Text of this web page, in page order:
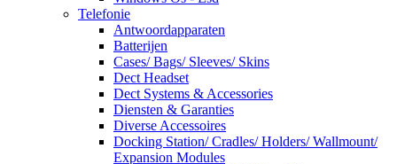
Telefonie
Antwoordapparaten
Batterijen
Cases/ Bags/ Sleeves/ Skins
Dect Headset
Dect Systems & Accessories
Diensten & Garanties
Diverse Accessoires
Docking Station/ Cradles/ Holders/ Wallmount/
Expansion Modules